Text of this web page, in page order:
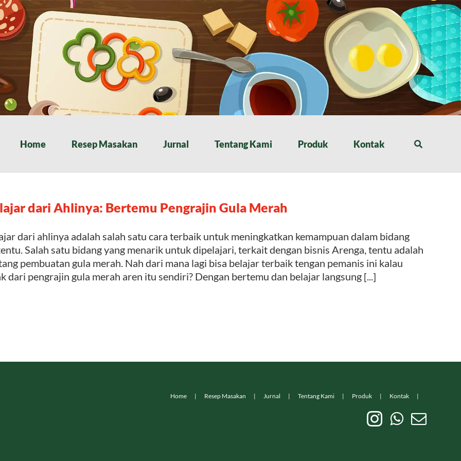
Home Resep Masakan Jurnal Tentang Kami Produk Kontak
dari Ahlinya: Bertemu Pengrajin Gula Merah
dari ahlinya adalah salah satu cara terbaik untuk meningkatkan kemampuan dalam bidang
Salah satu bidang yang menarik untuk dipelajari, terkait dengan bisnis Arenga, tentu adalah
pembuatan gula merah. Nah dari mana lagi bisa belajar terbaik tengan pemanis ini kalau
dari pengrajin gula merah aren itu sendiri? Dengan bertemu dan belajar langsung [...]
Home Resep Masakan Jurnal Tentang Kami Produk Kontak